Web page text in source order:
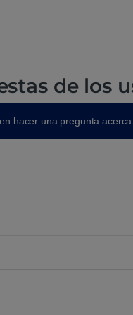
de los
hacer una pregunta